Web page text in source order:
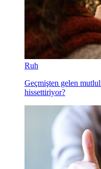
Ruh
Geçmişten gelen
hissettiriyor?